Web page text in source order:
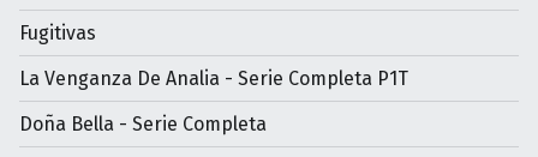
Fugitivas
La Venganza De Analia - Serie Completa P1T
Doña Bella - Serie Completa